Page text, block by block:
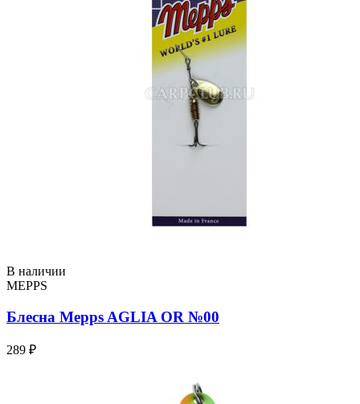
В наличии
MEPPS
Блесна Mepps AGLIA OR №00
289 ₽